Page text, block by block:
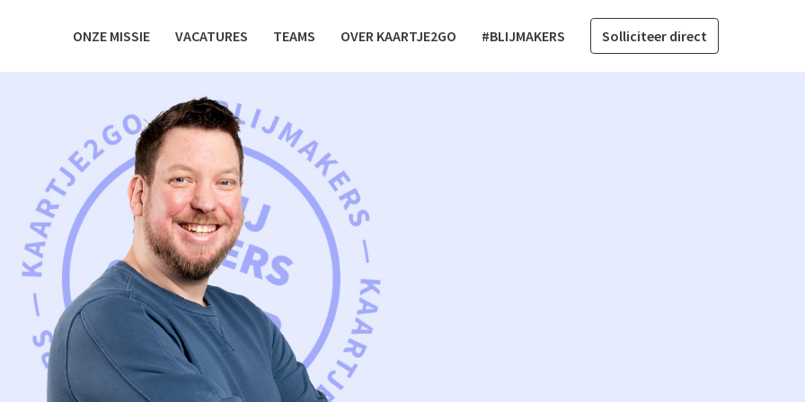
ONZE MISSIE VACATURES TEAMS OVER KAARTJE2GO #BLIJMAKERS Solliciteer direct